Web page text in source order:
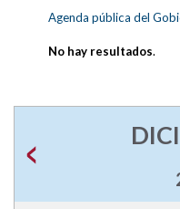
Agenda pública del
No hay resultados.